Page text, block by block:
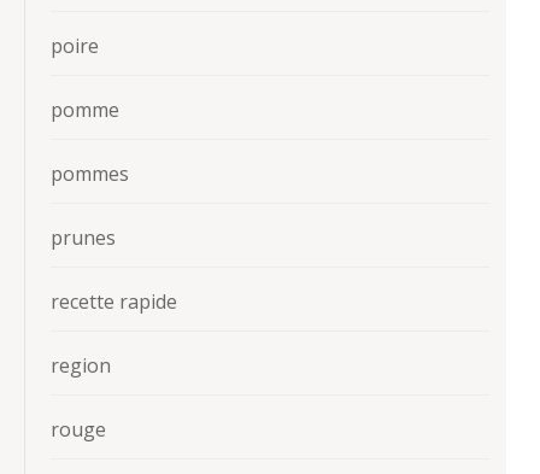
poire
pomme
pommes
prunes
recette rapide
region
rouge